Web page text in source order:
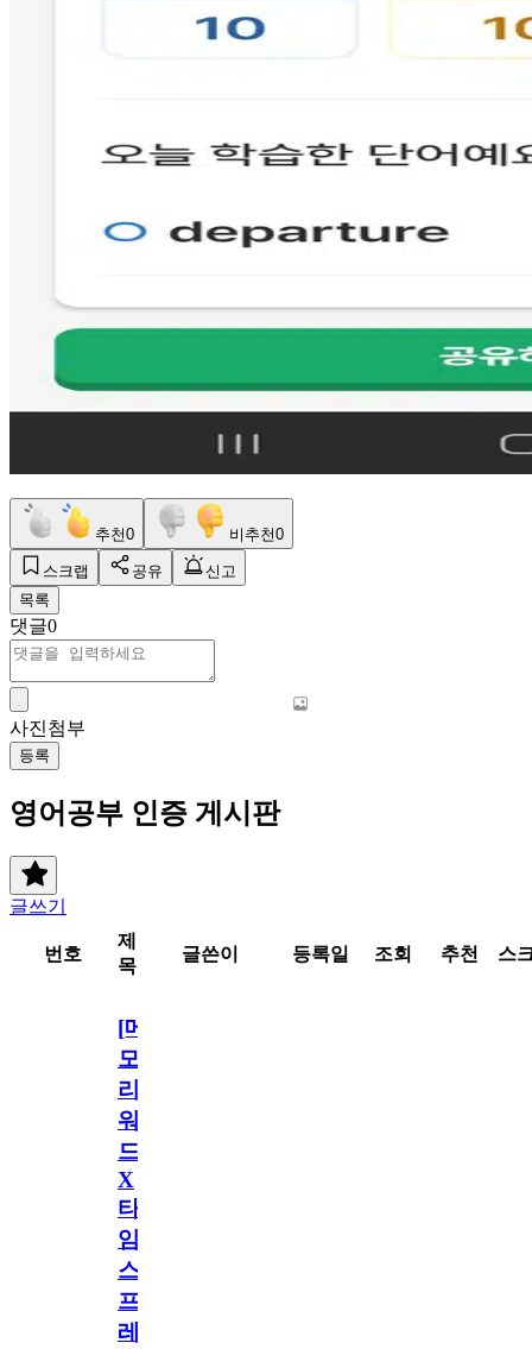
추천0 비추천0
스크랩 공유
신고
목록
댓글0
사진첨부
등록
영어공부 인증 게시판
글쓰기
번호
제
목
글쓴이 등록일 조회 추천 스
[메
모
리
워
드
X
타
임
스
프
레